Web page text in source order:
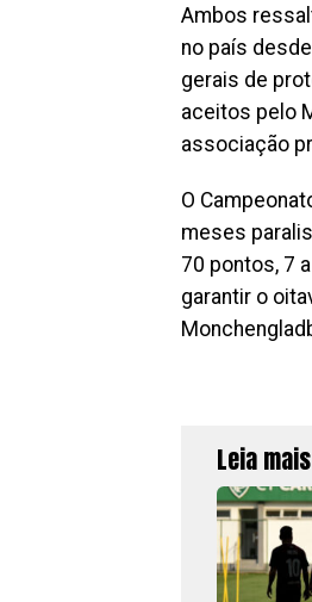
Ambos
no país
gerais de
aceitos pelo
associação
O
meses
70 pontos, 7
garantir o
Leia mais